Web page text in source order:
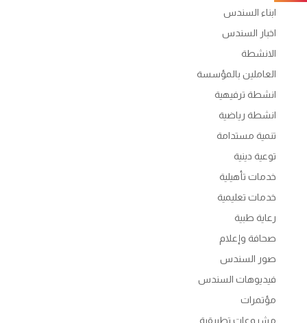
ابناء السندس
اخبار السندس
الانشطة
العاملين بالمؤسسة
انشطة ترفيهية
انشطة رياضية
تنمية مستدامة
توعية دينية
خدمات تأهيلية
خدمات تعليمية
رعاية طبية
صحافة وإعلام
صور السندس
فيديوهات السندس
مؤتمرات
مشروعات تطبيقية